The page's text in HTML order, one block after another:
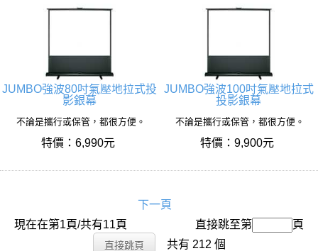
JUMBO強波80吋氣壓地拉式投
影銀幕
不論是攜行或保管，都很方便。
特價：6,990元
JUMBO強波100吋氣壓地拉式
投影銀幕
不論是攜行或保管，都很方便。
特價：9,900元
下一頁
現在在第1頁/共有11頁
直接跳至第
頁
共有 212 個